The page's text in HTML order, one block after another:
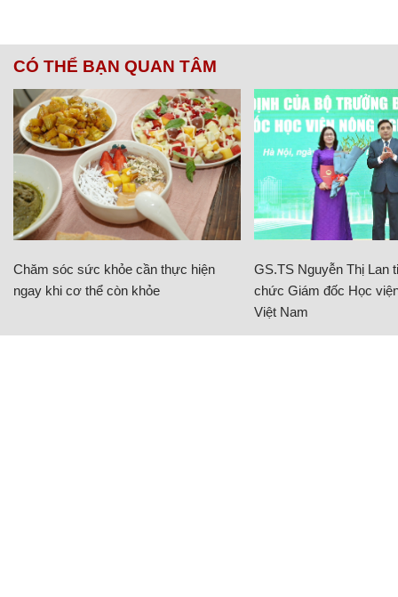
CÓ THỂ BẠN QUAN TÂM
Chăm sóc sức khỏe cần thực hiện
ngay khi cơ thể còn khỏe
GS.TS Nguyễn Thị Lan
chức Giám đốc Học
Việt Nam